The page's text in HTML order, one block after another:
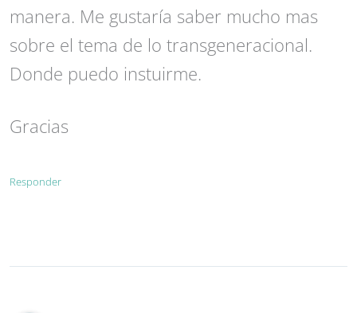
manera. Me gustaría saber mucho mas
sobre el tema de lo transgeneracional.
Donde puedo instuirme.
Gracias
Responder